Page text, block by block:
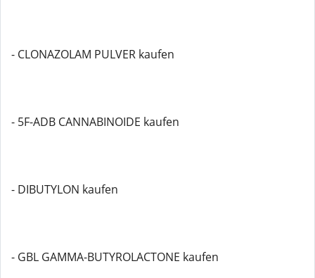
- CLONAZOLAM PULVER kaufen
- 5F-ADB CANNABINOIDE kaufen
- DIBUTYLON kaufen
- GBL GAMMA-BUTYROLACTONE kaufen